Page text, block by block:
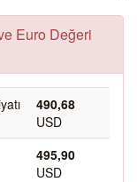
Euro Değeri
490,68
USD
495,90
USD